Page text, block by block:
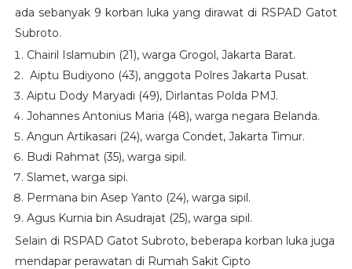
ada sebanyak 9 korban luka yang dirawat di RSPAD Gatot
Subroto.
Chairil Islamubin (21), warga Grogol, Jakarta Barat.
Aiptu Budiyono (43), anggota Polres Jakarta Pusat.
Aiptu Dody Maryadi (49), Dirlantas Polda PMJ.
Johannes Antonius Maria (48), warga negara Belanda.
Angun Artikasari (24), warga Condet, Jakarta Timur.
Budi Rahmat (35), warga sipil.
Slamet, warga sipi.
Permana bin Asep Yanto (24), warga sipil.
Agus Kurnia bin Asudrajat (25), warga sipil.
Selain di RSPAD Gatot Subroto, beberapa korban luka juga
mendapar perawatan di Rumah Sakit Cipto